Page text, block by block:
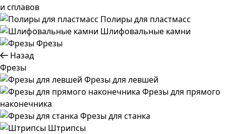
и сплавов
Полиры для пластмасс
Шлифовальные камни
Фрезы
Назад
Фрезы
Фрезы для левшей
Фрезы для прямого
наконечника
Фрезы для станка
Штрипсы